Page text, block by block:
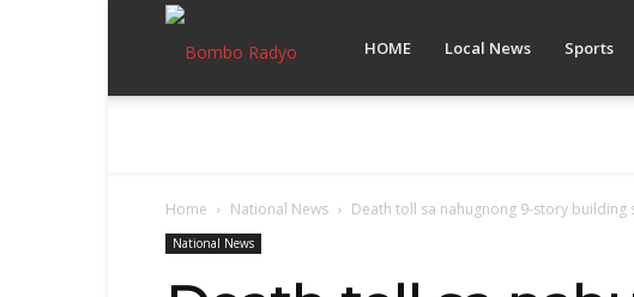
HOME Local News Sports
Home National News Death toll sa nahugnong 9-story building
National News